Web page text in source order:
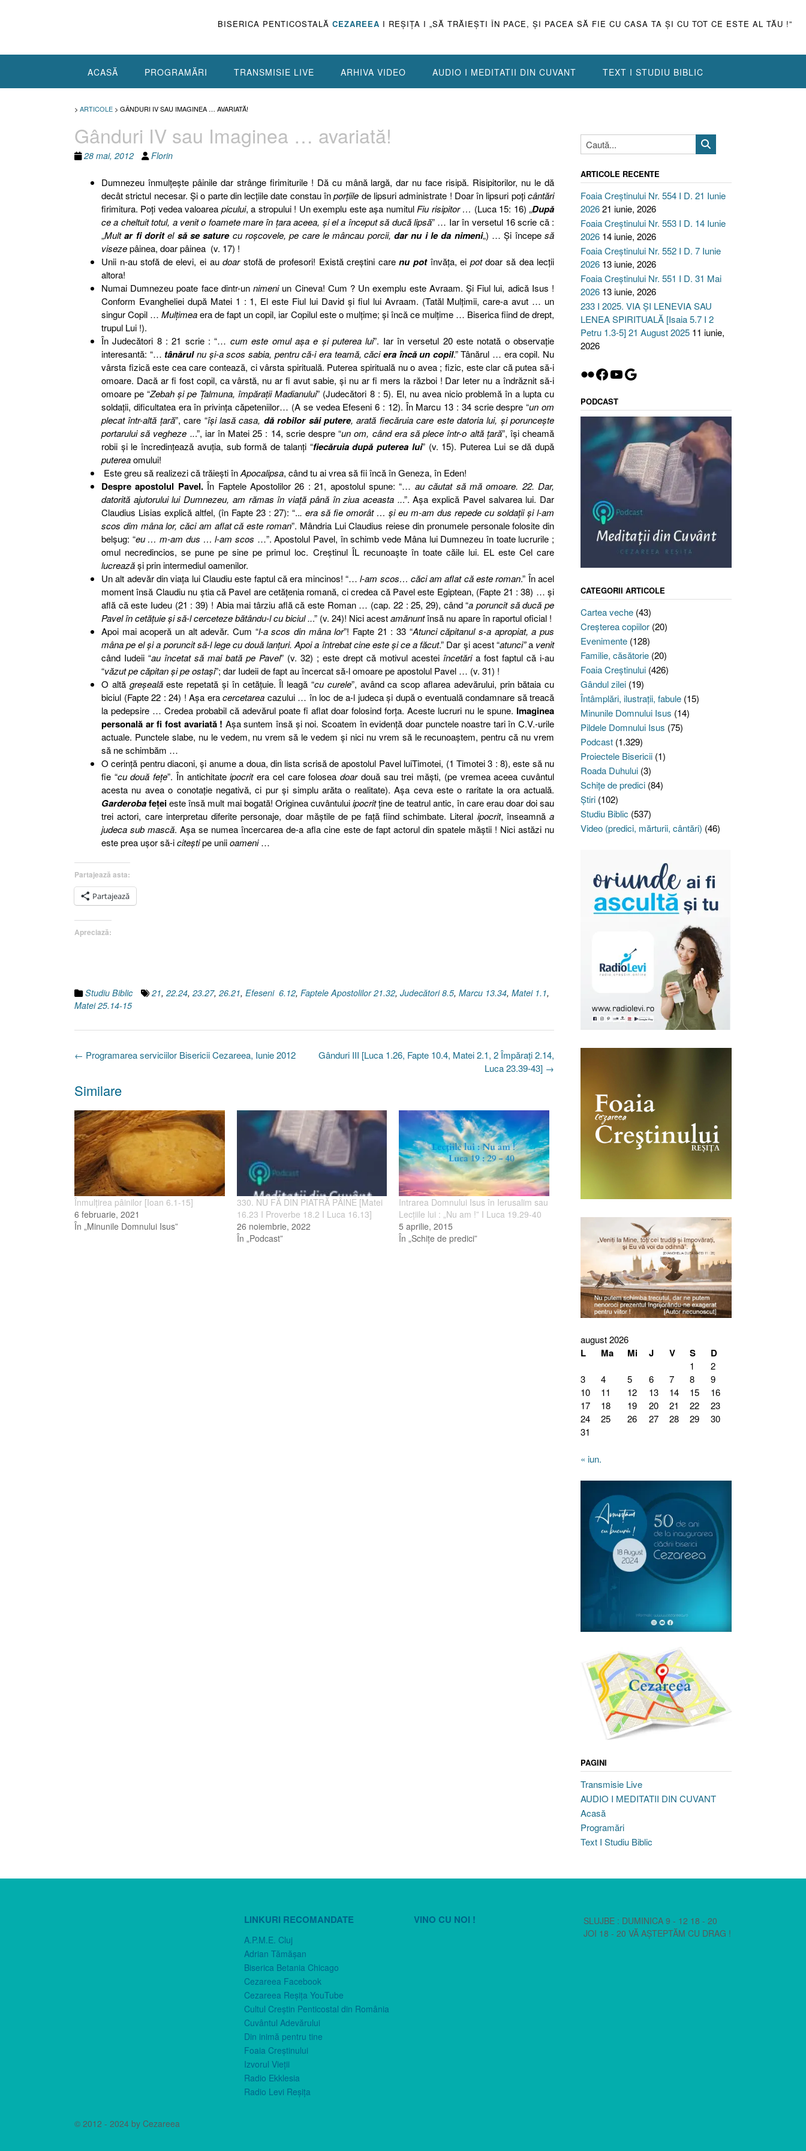
BISERICA PENTICOSTALĂ CEZAREEA I REŞIŢA I „SĂ TRĂIEŞTI ÎN PACE, ŞI PACEA SĂ FIE CU CASA TA ŞI CU TOT CE ESTE AL TĂU !”
ACASĂ PROGRAMĂRI TRANSMISIE LIVE ARHIVA VIDEO AUDIO I MEDITATII DIN CUVANT TEXT I STUDIU BIBLIC
> ARTICOLE > GÂNDURI IV SAU IMAGINEA … AVARIATĂ!
Gânduri IV sau Imaginea … avariată!
28 mai, 2012 Florin
Dumnezeu înmulţeşte pâinile dar strânge firimiturile ! Dă cu mână largă, dar nu face risipă. Risipitorilor, nu le dă
decât strictul necesar. Şi o parte din lecţiile date constau înporţiile de lipsuri administrate ! Doar în lipsuri poţicântări
firimitura. Poţi vedea valoarea picului, a stropului ! Un exemplu este aşa numitul Fiu risipitor … (Luca 15: 16) „După
ce a cheltuit totul, a venit o foamete mare în ţara aceea, şi el a început să ducă lipsă” … Iar în versetul 16 scrie că :
„Multar fi doritel să se saturecu roşcovele, pe care le mâncau porcii,dar nu i le da nimeni„) … Şi începesă
visezepâinea, doar pâinea (v. 17) !
Unii n-au stofă de elevi, ei audoarstofă de profesori! Există creştini carenu potînvăţa, ei potdoar să dea lecţii
altora!
Numai Dumnezeu poate face dintr-unnimeniun Cineva! Cum ? Un exemplu este Avraam. Şi Fiul lui, adică Isus !
Conform Evangheliei după Matei 1 : 1, El este Fiul lui David şi fiul lui Avraam. (Tatăl Mulţimii, care-a avut … un
singur Copil …Mulţimeaera de fapt un copil, iar Copilul este o mulţime; şi încă ce mulţime … Biserica fiind de drept,
trupul Lui !).
În Judecători 8 : 21 scrie : “… cum este omul aşa e şi puterea lui”. Iar în versetul 20 este notată o observaţie
interesantă: “… tânărulnu şi-a scos sabia, pentru că-i era teamă, căciera încă un copil.” Tânărul … era copil. Nu
vârsta fizică este cea care contează, ci vârsta spirituală. Puterea spirituală nu o avea ; fizic, este clar că putea să-i
omoare. Dacă ar fi fost copil, ca vârstă, nu ar fi avut sabie, şi nu ar fi mers la război ! Dar Ieter nu a îndrăznit să-i
omoare pe “Zebah şi pe Ţalmuna, împăraţii Madianului” (Judecători 8 : 5). El, nu avea nicio problemă în a lupta cu
soldaţii, dificultatea era în privinţa căpeteniilor… (A se vedea Efeseni 6 : 12). În Marcu 13 : 34 scrie despre “un om
plecat într-altă ţară”, care “îşi lasă casa, dă robilor săi putere, arată fiecăruia care este datoria lui, şi porunceşte
portarului să vegheze ...”, iar în Matei 25 : 14, scrie despre “un om, când era să plece într-o altă ţară”, îşi cheamă
robii şi le încredinţează avuţia, sub formă de talanţi “fiecăruia după puterea lui” (v. 15). Puterea Lui se dă după
putereaomului!
Este greu să realizezi că trăieşti înApocalipsa, când tu ai vrea să fii încă în Geneza, în Eden!
Despre apostolul Pavel.În Faptele Apostolilor 26 : 21, apostolul spune: “… au căutat să mă omoare. 22. Dar,
datorită ajutorului lui Dumnezeu, am rămas în viaţă până în ziua aceasta ...”. Aşa explică Pavel salvarea lui. Dar
Claudius Lisias explică altfel, (în Fapte 23 : 27): “... era să fie omorât … şi eu m-am dus repede cu soldaţii şi l-am
scos dim mâna lor, căci am aflat că este roman”. Mândria Lui Claudius reiese din pronumele personale folosite din
belşug: “eu … m-am dus … l-am scos …”. Apostolul Pavel, în schimb vede Mâna lui Dumnezeu în toate lucrurile ;
omul necredincios, se pune pe sine pe primul loc. Creştinul ÎL recunoaşte în toate căile lui. EL este Cel care
lucreazăşi prin intermediul oamenilor.
Un alt adevăr din viaţa lui Claudiu este faptul că era mincinos! “…l-am scos… căci am aflat că este roman.” În acel
moment însă Claudiu nu ştia că Pavel are cetăţenia romană, ci credea că Pavel este Egiptean, (Fapte 21 : 38) … şi
află că este Iudeu (21 : 39) ! Abia mai târziu află că este Roman … (cap. 22 : 25, 29), când “a poruncit să ducă pe
Pavel în cetăţuie şi să-l cerceteze bătându-l cu biciul ...” (v. 24)! Nici acestamănuntînsă nu apare în raportul oficial !
Apoi mai acoperă un alt adevăr. Cum “l-a scos din mâna lor”! Fapte 21 : 33 “Atunci căpitanul s-a apropiat, a pus
mâna pe el şi a poruncit să-l lege cu două lanţuri. Apoi a întrebat cine este şi ce a făcut.” Dar şi acest “atunci”a venit
când Iudeii “au încetat să mai bată pe Pavel” (v. 32) ; este drept că motivul acestei încetăria fost faptul că i-au
“văzut pe căpitan şi pe ostaşi”; dar Iudeii de fapt au încercat să-l omoare pe apostolul Pavel … (v. 31) !
O altă greşealăeste repetată şi în cetăţuie. Îl leagă “cu curele”, având ca scop aflarea adevărului, prin bătaia cu
biciul (Fapte 22 : 24) ! Aşa eracercetarea cazului … în loc de a-l judeca şi după o eventuală condamnare să treacă
la pedepsire … Credea probabil că adevărul poate fi aflat doar folosind forţa. Aceste lucruri nu le spune. Imaginea
personală ar fi fost avariată ! Aşa suntem însă şi noi. Scoatem în evidenţă doar punctele noastre tari în C.V.-urile
actuale. Punctele slabe, nu le vedem, nu vrem să le vedem şi nici nu vrem să le recunoaştem, pentru că nu vrem
să ne schimbăm …
O cerinţă pentru diaconi, şi anume a doua, din lista scrisă de apostolul Pavel luiTimotei, (1 Timotei 3 : 8), este să nu
fie “cu două feţe”. În antichitateipocritera cel care foloseadoardouă sau trei măşti, (pe vremea aceea cuvântul
acesta nu avea o conotaţie negativă, ci pur şi simplu arăta o realitate). Aşa ceva este o raritate la ora actuală.
Garderobafeţeieste însă mult mai bogată! Originea cuvântuluiipocritţine de teatrul antic, în care erau doar doi sau
trei actori, care interpretau diferite personaje, doar măştile de pe faţă fiind schimbate. Literal ipocrit, înseamnăa
judeca sub mască. Aşa se numea încercarea de-a afla cine este de fapt actorul din spatele măştii ! Nici astăzi nu
este prea uşor să-iciteştipe uniioameni…
Partajează asta:
Partajează
Apreciază:
Studiu Biblic 21, 22.24, 23.27, 26.21, Efeseni 6.12, Faptele Apostolilor 21.32, Judecători 8.5, Marcu 13.34, Matei 1.1,
Matei 25.14-15
Post
Gânduri III [Luca 1.26, Fapte 10.4, Matei 2.1, 2 Împăraţi 2.14,
Luca 23.39-43] →
← Programarea serviciilor Bisericii Cezareea, Iunie 2012
Similare
Înmulţirea pâinilor [Ioan 6.1-15]
6 februarie, 2021
În „Minunile Domnului Isus”
330. NU FĂ DIN PIATRĂ PÂINE [Matei
16.23 I Proverbe 18.2 I Luca 16.13]
26 noiembrie, 2022
În „Podcast”
Intrarea Domnului Isus în Ierusalim sau
Lecţiile lui : „Nu am !” I Luca 19.29-40
5 aprilie, 2015
În „Schiţe de predici”
ARTICOLE RECENTE
Foaia Creștinului Nr. 554 I D. 21 Iunie
202621 iunie, 2026
Foaia Creștinului Nr. 553 I D. 14 Iunie
2026 14 iunie, 2026
Foaia Creștinului Nr. 552 I D. 7 Iunie
2026 13 iunie, 2026
Foaia Creștinului Nr. 551 I D. 31 Mai
2026 13 iunie, 2026
233 I 2025. VIA ȘI LENEVIA SAU
LENEA SPIRITUALĂ [Isaia 5.7 I 2
Petru 1.3-5] 21 August 2025 11 iunie,
2026
Flickr
Facebook
YouTube
Google
PODCAST
CATEGORII ARTICOLE
Cartea veche(43)
Creşterea copiilor(20)
Evenimente(128)
Familie, căsătorie(20)
Foaia Creştinului(426)
Gândul zilei(19)
Întâmplări, ilustraţii, fabule(15)
Minunile Domnului Isus (14)
Pildele Domnului Isus (75)
Podcast(1.329)
Proiectele Bisericii(1)
Roada Duhului(3)
Schiţe de predici(84)
Ştiri(102)
Studiu Biblic (537)
Video (predici, mărturii, cântări) (46)
august 2026
L Ma Mi J V S D
1
2
3
4 5 6 7 8
9
10
11 12 13 14 15
16
17
18 19 20 21 22
23
24
25 26 27 28 29
30
31
« iun.
PAGINI
Transmisie Live
AUDIO I MEDITATII DIN CUVANT
Acasă
Programări
Text I Studiu Biblic
LINKURI RECOMANDATE
A.P.M.E. Cluj
Adrian Tămăşan
Biserica Betania Chicago
Cezareea Facebook
Cezareea Reşiţa YouTube
Cultul Creştin Penticostal din România
Cuvântul Adevărului
Din inimă pentru tine
Foaia Creştinului
Izvorul Vieţii
Radio Ekklesia
Radio Levi Reşiţa
VINO CU NOI !
SLUJBE : DUMINICA 9 - 12 18 - 20
JOI 18 - 20 VĂ AȘTEPTĂM CU DRAG !
© 2012 - 2024 by Cezareea